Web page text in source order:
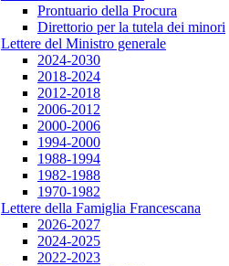
Prontuario della Procura
Direttorio per la tutela dei minori
Lettere del Ministro generale
2024-2030
2018-2024
2012-2018
2006-2012
2000-2006
1994-2000
1988-1994
1982-1988
1970-1982
Lettere della Famiglia Francescana
2026-2027
2024-2025
2022-2023